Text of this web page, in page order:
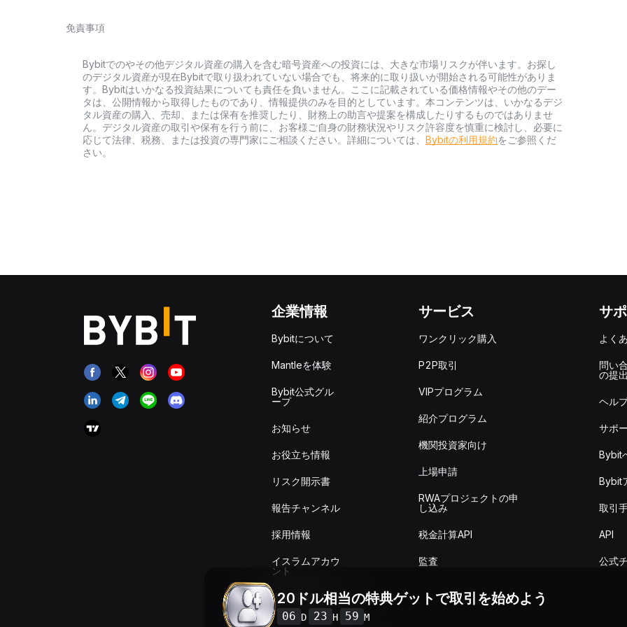
免責事項
Bybitでのやその他デジタル資産の購入を含む暗号資産への投資には、大きな市場リスクが伴います。お探し
のデジタル資産が現在Bybitで取り扱われていない場合でも、将来的に取り扱いが開始される可能性がありま
す。Bybitはいかなる投資結果についても責任を負いません。ここに記載されている価格情報やその他のデー
タは、公開情報から取得したものであり、情報提供のみを目的としています。本コンテンツは、いかなるデジ
タル資産の購入、売却、または保有を推奨したり、財務上の助言や提案を構成したりするものではありませ
ん。デジタル資産の取引や保有を行う前に、お客様ご自身の財務状況やリスク許容度を慎重に検討し、必要に
応じて法律、税務、または投資の専門家にご相談ください。詳細については、 Bybitの利用規約をご参照くだ
さい。
企業情報
Bybitについて
Mantleを体験
Bybit公式グル
ープ
お知らせ
お役立ち情報
リスク開示書
報告チャンネル
採用情報
イスラムアカウ
ント
手数料＆取引概
要
サービス
ワンクリック購入
P2P取引
VIPプログラム
紹介プログラム
機関投資家向け
上場申請
RWAプロジェクトの申
し込み
税金計算API
監査
サ
よく
問い
の提出
ヘル
サポ
Bybit
Bybit
取引
API
公式
20ドル相当の特典ゲットで取引を始めよう
06 D 23 H 59 M